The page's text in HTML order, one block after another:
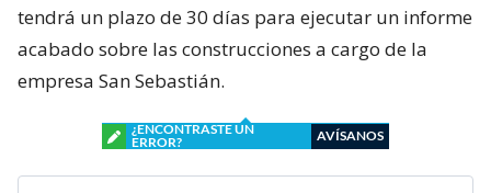
tendrá un plazo de 30 días para ejecutar un informe
acabado sobre las construcciones a cargo de la
empresa San Sebastián.
¿ENCONTRASTE UN
ERROR?
AVÍSANOS